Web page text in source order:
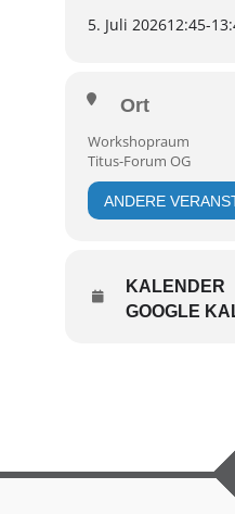
5. Juli 202612:45-
Ort
Workshopraum
Titus-Forum OG
ANDERE
KALENDER
GOOGLE